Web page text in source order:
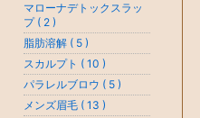
マローナデトックスラッ
プ ( 2 )
脂肪溶解 ( 5 )
スカルプト ( 10 )
パラレルブロウ ( 5 )
メンズ眉毛 ( 13 )